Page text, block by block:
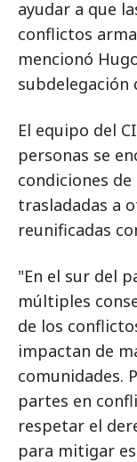
ayudar a que
conflictos
mencionó
subdelegación
El equipo del
personas se
condiciones
trasladadas a
reunificadas
"En el sur del
múltiples
de los
impactan de
comunidades.
partes en
respetar el
para mitigar